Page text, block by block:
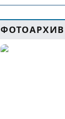
ФОТОАРХИВ